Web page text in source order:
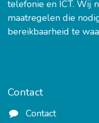
telefonie en ICT. Wij
maatregelen die
bereikbaarheid te
Contact
Contact